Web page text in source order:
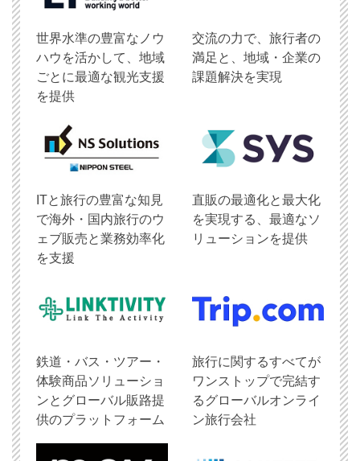
世界水準の豊富なノウ
ハウを活かして、地域
ごとに最適な観光支援
を提供
交流の力で、旅行者の
満足と、地域・企業の
課題解決を実現
ITと旅行の豊富な知見
で海外・国内旅行のウ
ェブ販売と業務効率化
を支援
直販の最適化と最大化
を実現する、最適なソ
リューションを提供
鉄道・バス・ツアー・
体験商品ソリューショ
ンとグローバル販路提
供のプラットフォーム
旅行に関するすべてが
ワンストップで完結す
るグローバルオンライ
ン旅行会社